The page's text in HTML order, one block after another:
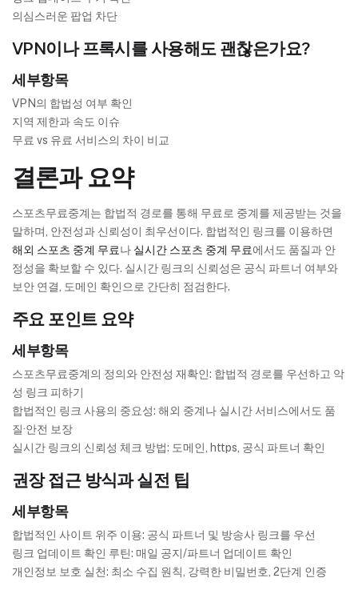
의심스러운 팝업 차단
VPN이나 프록시를 사용해도 괜찮은가요?
세부항목
VPN의 합법성 여부 확인
지역 제한과 속도 이슈
무료 vs 유료 서비스의 차이 비교
결론과 요약
스포츠무료중계는 합법적 경로를 통해 무료로 중계를 제공받는 것을
말하며, 안전성과 신뢰성이 최우선이다. 합법적인 링크를 이용하면
해외 스포츠 중계 무료나 실시간 스포츠 중계 무료에서도 품질과 안
정성을 확보할 수 있다. 실시간 링크의 신뢰성은 공식 파트너 여부와
보안 연결, 도메인 확인으로 간단히 점검한다.
주요 포인트 요약
세부항목
스포츠무료중계의 정의와 안전성 재확인: 합법적 경로를 우선하고 악
성 링크 피하기
합법적인 링크 사용의 중요성: 해외 중계나 실시간 서비스에서도 품
질·안전 보장
실시간 링크의 신뢰성 체크 방법: 도메인, https, 공식 파트너 확인
권장 접근 방식과 실전 팁
세부항목
합법적인 사이트 위주 이용: 공식 파트너 및 방송사 링크를 우선
링크 업데이트 확인 루틴: 매일 공지/파트너 업데이트 확인
개인정보 보호 실천: 최소 수집 원칙, 강력한 비밀번호, 2단계 인증